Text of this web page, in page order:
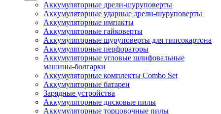
Аккумуляторные дрели-шуруповерты
Аккумуляторные ударные дрели-шуруповерты
Аккумуляторные импакты
Аккумуляторные гайковерты
Аккумуляторные шуруповерты для гипсокартона
Аккумуляторные перфораторы
Аккумуляторные угловые шлифовальные
машины-болгарки
Аккумуляторные комплекты Combo Set
Аккумуляторные батареи
Зарядные устройства
Аккумуляторные дисковые пилы
Аккумуляторные торцовочные пилы